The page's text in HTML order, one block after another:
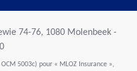
74-76, 1080 Molenbeek -
5003c) pour « MLOZ Insurance »,